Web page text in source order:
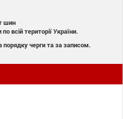
шин
всій території України.
черги та за записом.